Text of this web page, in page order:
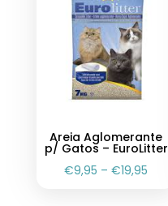
Areia Aglomerante
p/ Gatos – EuroLitter
€9,95 –€19,95